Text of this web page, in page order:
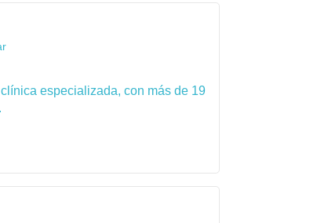
especializada, con más de 19